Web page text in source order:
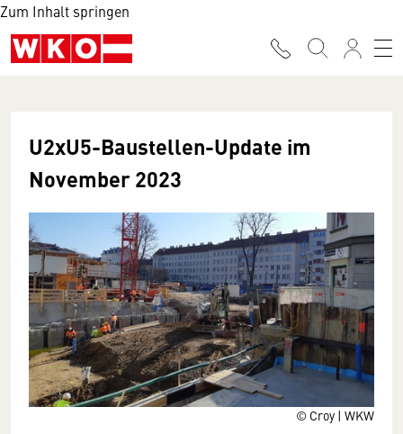
Zum Inhalt springen
© Croy | WKW
U2xU5-Baustellen-Update im
November 2023